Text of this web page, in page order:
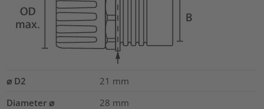
⌀ D2 21 mm
Diameter ⌀
28 mm